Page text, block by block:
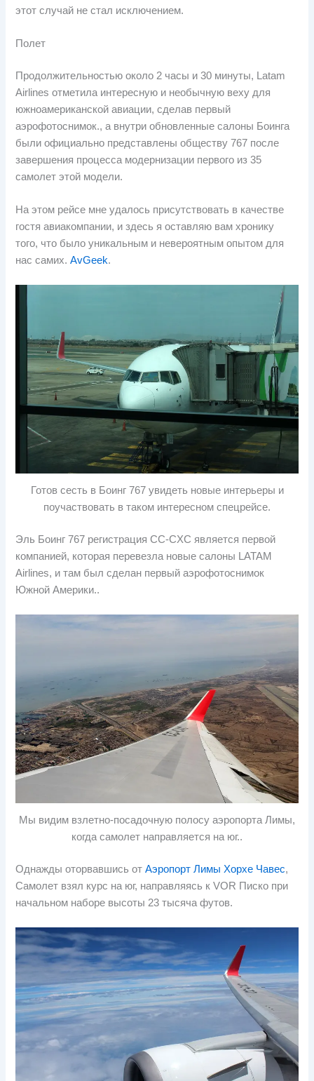
этот случай не стал исключением.
Полет
Продолжительностью около 2 часы и 30 минуты, Latam
Airlines отметила интересную и необычную веху для
южноамериканской авиации, сделав первый
аэрофотоснимок., а внутри обновленные салоны Боинга
были официально представлены обществу 767 после
завершения процесса модернизации первого из 35
самолет этой модели.
На этом рейсе мне удалось присутствовать в качестве
гостя авиакомпании, и здесь я оставляю вам хронику
того, что было уникальным и невероятным опытом для
нас самих.AvGeek.
Готов сесть в Боинг 767 увидеть новые интерьеры и
поучаствовать в таком интересном спецрейсе.
Эль Боинг 767 регистрация CC-CXC является первой
компанией, которая перевезла новые салоны LATAM
Airlines, и там был сделан первый аэрофотоснимок
Южной Америки..
Мы видим взлетно-посадочную полосу аэропорта Лимы,
когда самолет направляется на юг..
Однажды оторвавшись отАэропорт Лимы Хорхе Чавес,
Самолет взял курс на юг, направляясь к VOR Писко при
начальном наборе высоты 23 тысяча футов.